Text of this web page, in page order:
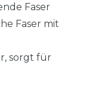
Faser
Faser mit
sorgt für